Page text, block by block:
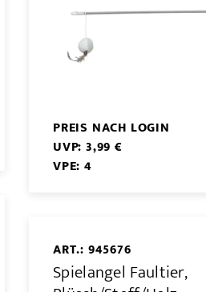
PREIS NACH LOGIN
UVP: 3,99 €
VPE: 4
ART.: 945676
Spielangel Faultier,